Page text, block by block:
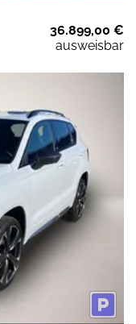
36.899,00 €
ausweisbar